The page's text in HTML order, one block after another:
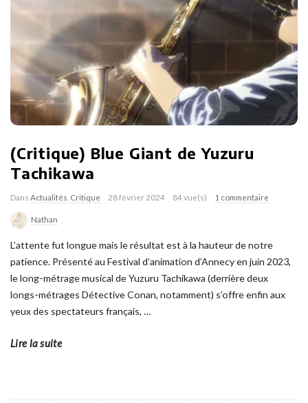
(Critique) Blue Giant de Yuzuru
Tachikawa
Dans Actualités Critique 28 février 2024 84 vue(s) 1 commentaire
Nathan
L’attente fut longue mais le résultat est à la hauteur de notre
patience. Présenté au Festival d’animation d’Annecy en juin 2023,
le long-métrage musical de Yuzuru Tachikawa (derrière deux
longs-métrages Détective Conan, notamment) s’offre enfin aux
yeux des spectateurs français, …
Lire la suite